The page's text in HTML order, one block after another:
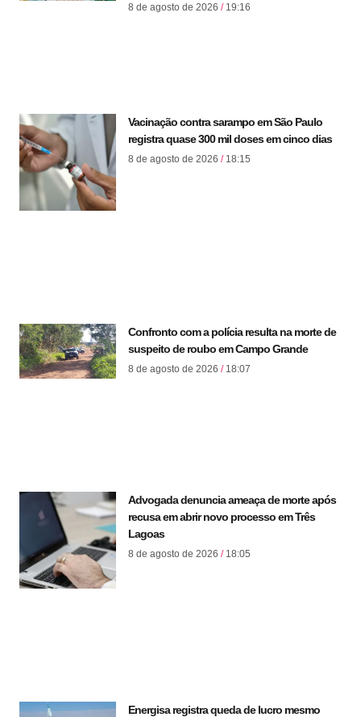
8 de agosto de 2026 19:16
Vacinação contra sarampo em São Paulo
registra quase 300 mil doses em cinco dias
8 de agosto de 2026 18:15
Confronto com a polícia resulta na morte de
suspeito de roubo em Campo Grande
8 de agosto de 2026 18:07
Advogada denuncia ameaça de morte após
recusa em abrir novo processo em Três
Lagoas
8 de agosto de 2026 18:05
Energisa registra queda de lucro mesmo